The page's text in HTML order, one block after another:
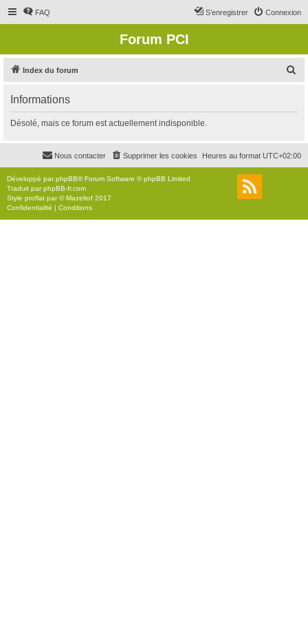
FAQ Connexion
S’enregistrer
Forum PCI
Index du forum
r
c
r
Informations
Désolé, mais ce forum est actuellement indisponible.
Heures au format UTC+02:00
Supprimer les cookies
Nous contacter
Développé parphpBB® Forum Software © phpBB Limited
Traduit parphpBB-fr.com
Style proflat par ©Mazeltof 2017
Confidentialité | Conditions